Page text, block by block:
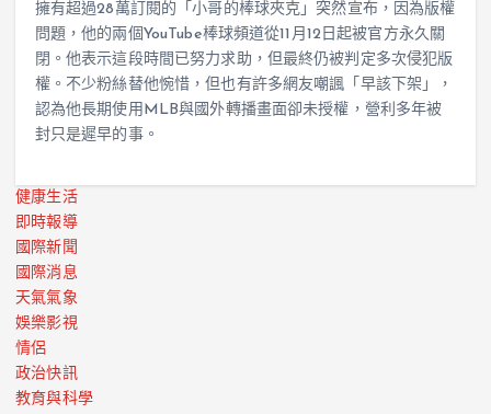
擁有超過28萬訂閱的「小哥的棒球夾克」突然宣布，因為版權
問題，他的兩個YouTube棒球頻道從11月12日起被官方永久關
閉。他表示這段時間已努力求助，但最終仍被判定多次侵犯版
權。不少粉絲替他惋惜，但也有許多網友嘲諷「早該下架」，
認為他長期使用MLB與國外轉播畫面卻未授權，營利多年被
封只是遲早的事。
健康生活
即時報導
國際新聞
國際消息
天氣氣象
娛樂影視
情侶
政治快訊
教育與科學